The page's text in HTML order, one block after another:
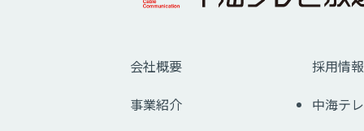
会社概要
事業紹介
採用情報
中海テ